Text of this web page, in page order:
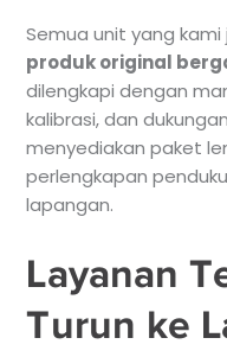
Semua unit yang
produk original
dilengkapi dengan
kalibrasi, dan
menyediakan paket
perlengkapan
lapangan.
Layanan
Turun ke